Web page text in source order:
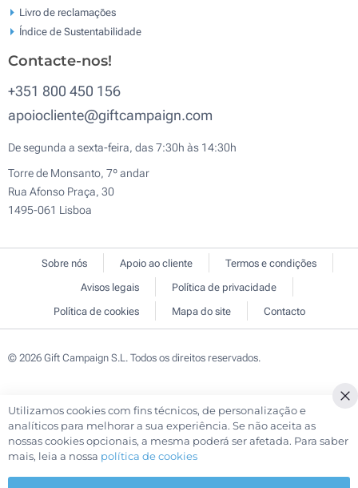
Livro de reclamaçōes
Índice de Sustentabilidade
Contacte-nos!
+351 800 450 156
apoiocliente@giftcampaign.com
De segunda a sexta-feira, das 7:30h às 14:30h
Torre de Monsanto, 7º andar
Rua Afonso Praça, 30
1495-061 Lisboa
Sobre nós Apoio ao cliente
Termos e condições
Avisos legais
Política de privacidade
Política de cookies
Mapa do site Contacto
© 2026 Gift Campaign S.L. Todos os direitos reservados.
Utilizamos cookies com fins técnicos, de personalização e
analíticos para melhorar a sua experiência. Se não aceita as
nossas cookies opcionais, a mesma poderá ser afetada. Para saber
mais, leia a nossa política de cookies